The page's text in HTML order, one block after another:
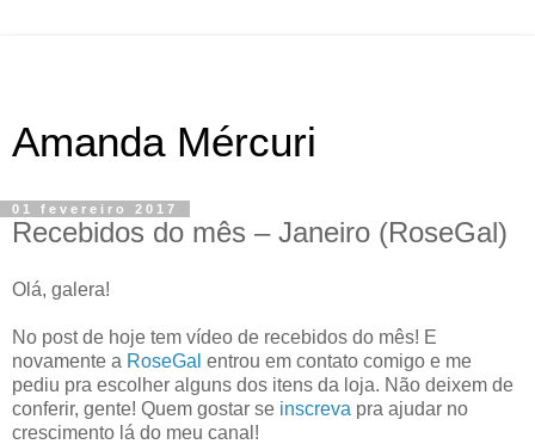
Amanda Mércuri
01 fevereiro 2017
Recebidos do mês – Janeiro (RoseGal)
Olá, galera!
No post de hoje tem vídeo de recebidos do mês! E
novamente a RoseGal entrou em contato comigo e me
pediu pra escolher alguns dos itens da loja. Não deixem de
conferir, gente! Quem gostar se inscreva pra ajudar no
crescimento lá do meu canal!